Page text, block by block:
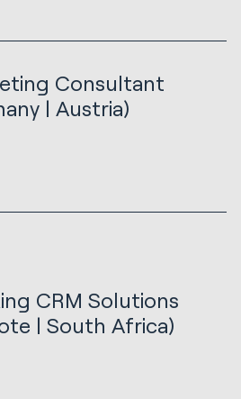
Consultant
| Austria)
CRM Solutions
| South Africa)